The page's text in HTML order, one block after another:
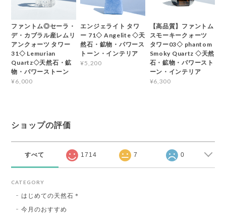
ファントム◎セーラ・
デ・カブラル産レムリ
アンクォーツ タワー
31◇ Lemurian
Quartz◇天然石・鉱
物・パワーストーン
¥6,000
エンジェライト タワ
ー 71◇ Angelite ◇天
然石・鉱物・パワース
トーン・インテリア
¥5,200
【高品質】ファントム
スモーキークォーツ
タワー03◇ phantom
Smoky Quartz ◇天然
石・鉱物・パワースト
ーン・インテリア
¥6,300
ショップの評価
すべて 1714 7 0
CATEGORY
はじめての天然石＊
今月のおすすめ